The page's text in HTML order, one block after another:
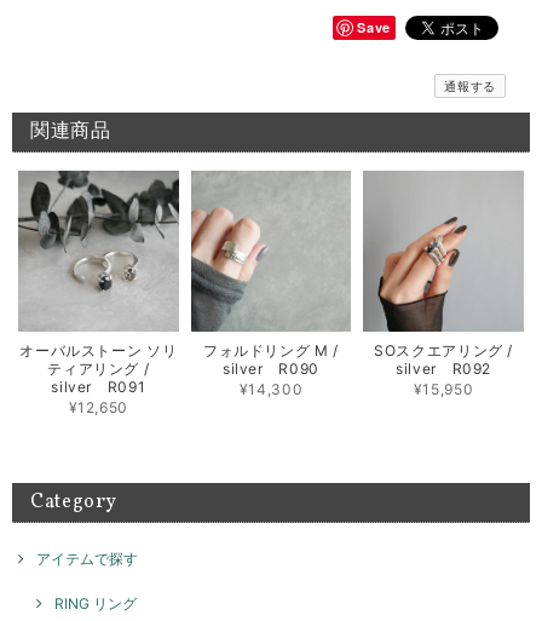
GENAC ROUEでは自分好みに重ね付けしてボリューム感
をプラス出来たり、ワンポイントでお手持ちのアイテムと
リングをお試しくださいませ。また、何かございましたら
メッセージバングル / silver B018
2026/06/10
期待通りのお品でとてもうれしいです 先月このシリーズのリングを横浜
で購入してとても気に入ったのでバングルも欲しくなりました 次回横浜
POP UPまで待てないのでこちらで購入出来て よかったです 孫がいる年
齢ですが、このリング＆バングルを身に付けて かっこいいBABA目指し
ます！
お気に召して頂き大変嬉しく思います。 横浜のイベントご
Save
通報する
関連商品
オーバルストーン ソリ
ティアリング /
silver R091
¥12,650
フォルドリング M /
silver R090
¥14,300
SOスクエアリング /
silver R092
¥15,950
Category
アイテムで探す
RING リング